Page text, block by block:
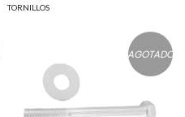
TORNILLOS
AGOTADO